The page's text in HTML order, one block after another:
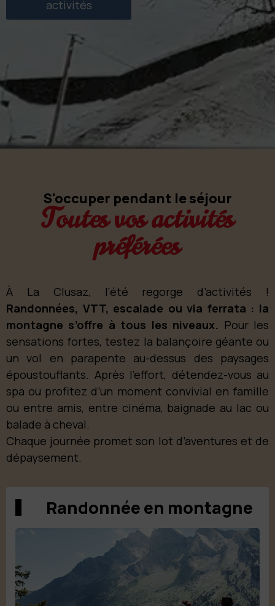
activités
S'occuper pendant le séjour
Toutes vos activités
préférées
À La Clusaz, l’été regorge d’activités !
Randonnées, VTT, escalade ou via ferrata : la
montagne s’offre à tous les niveaux. Pour les
sensations fortes, testez la balançoire géante ou
un vol en parapente au-dessus des paysages
époustouflants. Après l’effort, détendez-vous au
spa ou profitez d’un moment convivial en famille
ou entre amis, entre cinéma, baignade au lac ou
balade à cheval.
Chaque journée promet son lot d’aventures et de
dépaysement.
Randonnée en montagne